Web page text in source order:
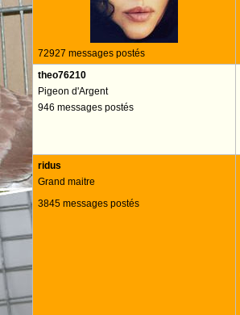
72927 messages postés
theo76210
Pigeon d'Argent
946 messages postés
ridus
Grand maitre
3845 messages postés